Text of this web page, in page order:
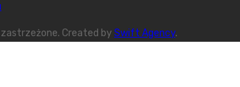
Created by Swift Agency.